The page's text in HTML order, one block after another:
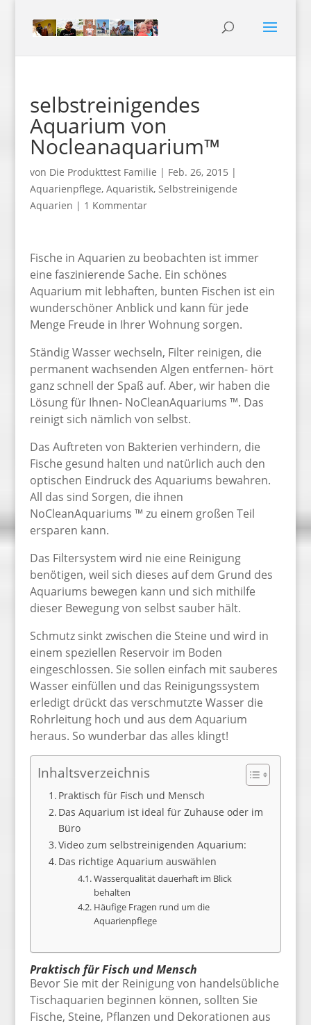
selbstreinigendes
Aquarium von
Nocleanaquarium™
von Die Produkttest Familie | Feb. 26, 2015 |
Aquarienpflege, Aquaristik, Selbstreinigende
Aquarien | 1 Kommentar
Fische in Aquarien zu beobachten ist immer
eine faszinierende Sache. Ein schönes
Aquarium mit lebhaften, bunten Fischen ist ein
wunderschöner Anblick und kann für jede
Menge Freude in Ihrer Wohnung sorgen.
Ständig Wasser wechseln, Filter reinigen, die
permanent wachsenden Algen entfernen- hört
ganz schnell der Spaß auf. Aber, wir haben die
Lösung für Ihnen- NoCleanAquariums ™. Das
reinigt sich nämlich von selbst.
Das Auftreten von Bakterien verhindern, die
Fische gesund halten und natürlich auch den
optischen Eindruck des Aquariums bewahren.
All das sind Sorgen, die ihnen
NoCleanAquariums ™ zu einem großen Teil
ersparen kann.
Das Filtersystem wird nie eine Reinigung
benötigen, weil sich dieses auf dem Grund des
Aquariums bewegen kann und sich mithilfe
dieser Bewegung von selbst sauber hält.
Schmutz sinkt zwischen die Steine und wird in
einem speziellen Reservoir im Boden
eingeschlossen. Sie sollen einfach mit sauberes
Wasser einfüllen und das Reinigungssystem
erledigt drückt das verschmutzte Wasser die
Rohrleitung hoch und aus dem Aquarium
heraus. So wunderbar das alles klingt!
Inhaltsverzeichnis
Praktisch für Fisch und Mensch
Das Aquarium ist ideal für Zuhause oder im
Büro
Video zum selbstreinigenden Aquarium:
Das richtige Aquarium auswählen
Wasserqualität dauerhaft im Blick
behalten
Häufige Fragen rund um die
Aquarienpflege
Praktisch für Fisch und Mensch
Bevor Sie mit der Reinigung von handelsübliche
Tischaquarien beginnen können, sollten Sie
Fische, Steine, Pflanzen und Dekorationen aus